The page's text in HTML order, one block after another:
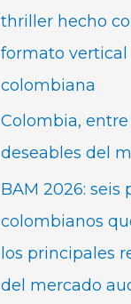
thriller hecho
formato vertical
colombiana
Colombia,
deseables del
BAM 2026: seis
colombianos
los principales
del mercado